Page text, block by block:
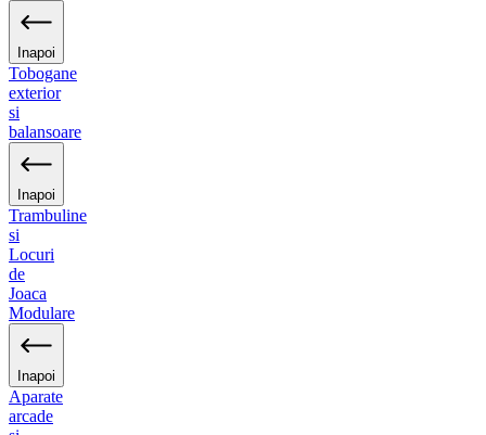
Inapoi
Tobogane
exterior
si
balansoare
Inapoi
Trambuline
si
Locuri
de
Joaca
Modulare
Inapoi
Aparate
arcade